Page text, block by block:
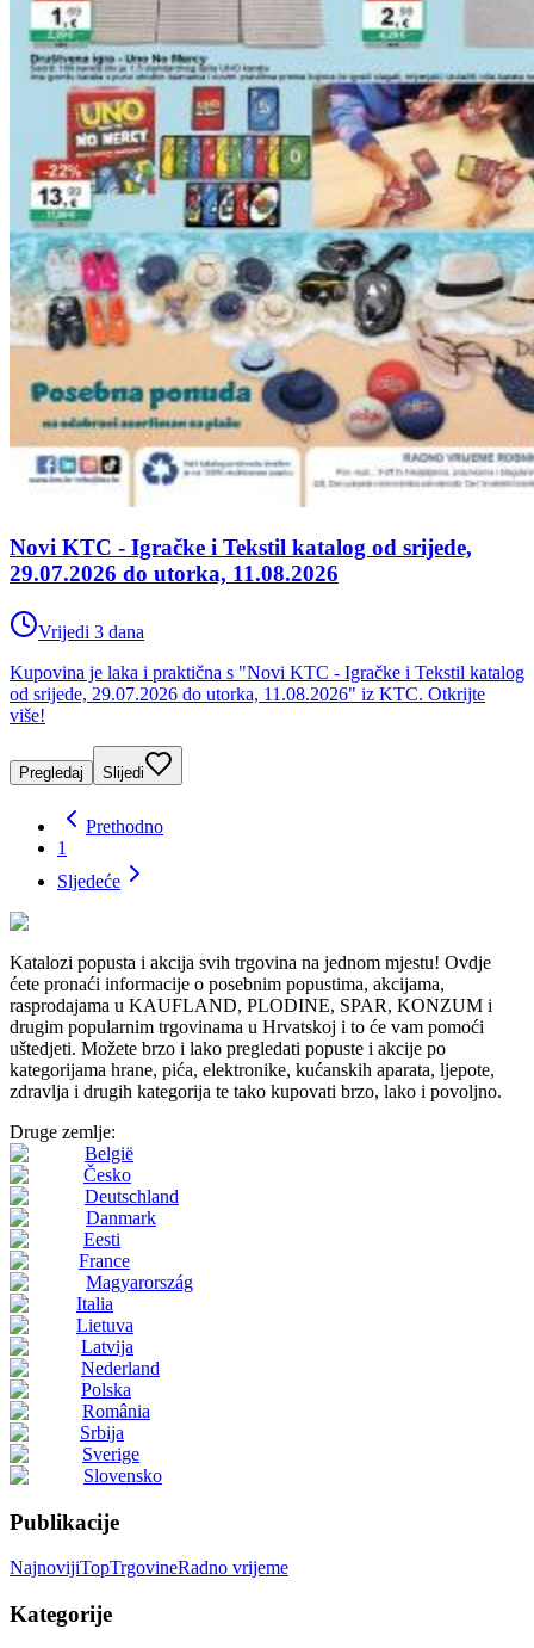
Novi KTC - Igračke i Tekstil katalog od srijede,
29.07.2026 do utorka, 11.08.2026
Vrijedi 3 dana
Kupovina je laka i praktična s "Novi KTC - Igračke i Tekstil katalog
od srijede, 29.07.2026 do utorka, 11.08.2026" iz KTC. Otkrijte
više!
Pregledaj Slijedi
Prethodno
1
Sljedeće
Katalozi popusta i akcija svih trgovina na jednom mjestu! Ovdje
ćete pronaći informacije o posebnim popustima, akcijama,
rasprodajama u KAUFLAND, PLODINE, SPAR, KONZUM i
drugim popularnim trgovinama u Hrvatskoj i to će vam pomoći
uštedjeti. Možete brzo i lako pregledati popuste i akcije po
kategorijama hrane, pića, elektronike, kućanskih aparata, ljepote,
zdravlja i drugih kategorija te tako kupovati brzo, lako i povoljno.
Druge zemlje:
België
Česko
Deutschland
Danmark
Eesti
France
Magyarország
Italia
Lietuva
Latvija
Nederland
Polska
România
Srbija
Sverige
Slovensko
Publikacije
NajnovijiTopTrgovineRadno vrijeme
Kategorije